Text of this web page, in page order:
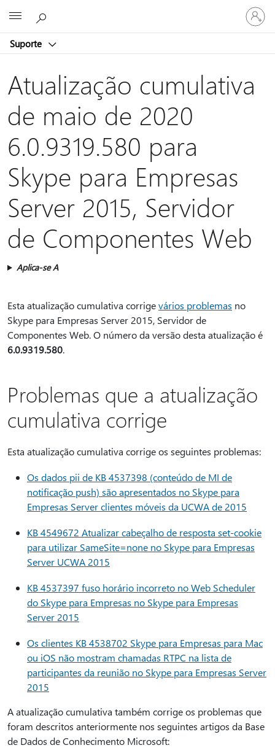
Suporte
Iniciar
sessão
na
Atualização cumulativa
de maio de 2020
6.0.9319.580 para
Skype para Empresas
Server 2015, Servidor
de Componentes Web
Aplica-se A
Esta atualização cumulativa corrigevários problemas no
Skype para Empresas Server 2015, Servidor de
Componentes Web. O número da versão desta atualização é
6.0.9319.580.
Problemas que a atualização
cumulativa corrige
Esta atualização cumulativa corrige os seguintes problemas:
Os dados pii de KB 4537398 (conteúdo de MI de
notificação push) são apresentados no Skype para
Empresas Server clientes móveis da UCWA de 2015
KB 4549672 Atualizar cabeçalho de resposta set-cookie
para utilizar SameSite=none no Skype para Empresas
Server UCWA 2015
KB 4537397 fuso horário incorreto no Web Scheduler
do Skype para Empresas no Skype para Empresas
Server 2015
Os clientes KB 4538702 Skype para Empresas para Mac
ou iOS não mostram chamadas RTPC na lista de
participantes da reunião no Skype para Empresas Server
2015
A atualização cumulativa também corrige os problemas que
foram descritos anteriormente nos seguintes artigos da Base
de Dados de Conhecimento Microsoft: